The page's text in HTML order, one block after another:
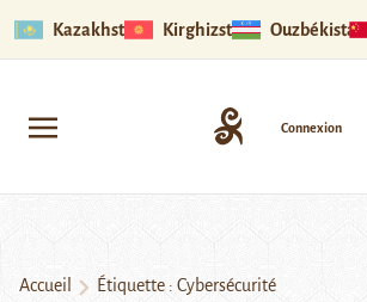
Kazakhstan Kirghizstan Ouzbékistan
Connexion
Accueil Étiquette : Cybersécurité